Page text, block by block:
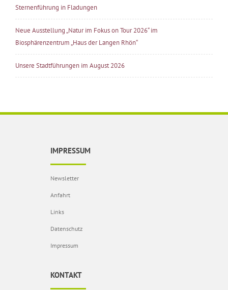
Sternenführung in Fladungen
Neue Ausstellung „Natur im Fokus on Tour 2026“ im
Biosphärenzentrum „Haus der Langen Rhön“
Unsere Stadtführungen im August 2026
IMPRESSUM
Newsletter
Anfahrt
Links
Datenschutz
Impressum
KONTAKT